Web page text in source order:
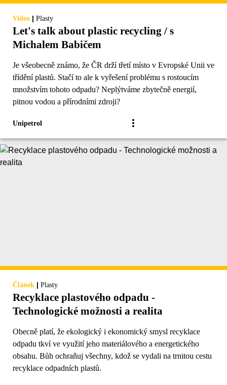
Video | Plasty
Let's talk about plastic recycling / s
Michalem Babičem
Je všeobecně známo, že ČR drží třetí místo v Evropské Unii ve
třídění plastů. Stačí to ale k vyřešení problému s rostoucím
množstvím tohoto odpadu? Neplýtváme zbytečně energií,
pitnou vodou a přírodními zdroji?
Unipetrol
Článek | Plasty
Recyklace plastového odpadu -
Technologické možnosti a realita
Obecně platí, že ekologický i ekonomický smysl recyklace
odpadu tkví ve využití jeho materiálového a energetického
obsahu. Bůh ochraňuj všechny, kdož se vydali na trnitou cestu
recyklace odpadních plastů.